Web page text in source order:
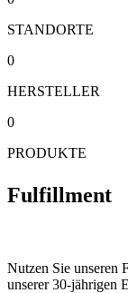
STANDORTE
0
HERSTELLER
0
PRODUKTE
Fulfillment
Nutzen Sie unseren
unserer 30-jährigen